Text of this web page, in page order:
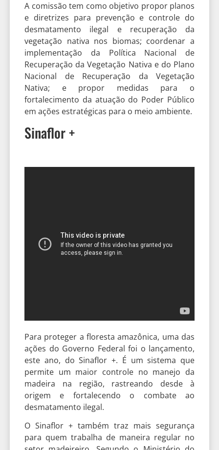
A comissão tem como objetivo propor planos
e diretrizes para prevenção e controle do
desmatamento ilegal e recuperação da
vegetação nativa nos biomas; coordenar a
implementação da Política Nacional de
Recuperação da Vegetação Nativa e do Plano
Nacional de Recuperação da Vegetação
Nativa; e propor medidas para o
fortalecimento da atuação do Poder Público
em ações estratégicas para o meio ambiente.
Sinaflor +
Para proteger a floresta amazônica, uma das
ações do Governo Federal foi o lançamento,
este ano, do Sinaflor +. É um sistema que
permite um maior controle no manejo da
madeira na região, rastreando desde à
origem e fortalecendo o combate ao
desmatamento ilegal.
O Sinaflor + também traz mais segurança
para quem trabalha de maneira regular no